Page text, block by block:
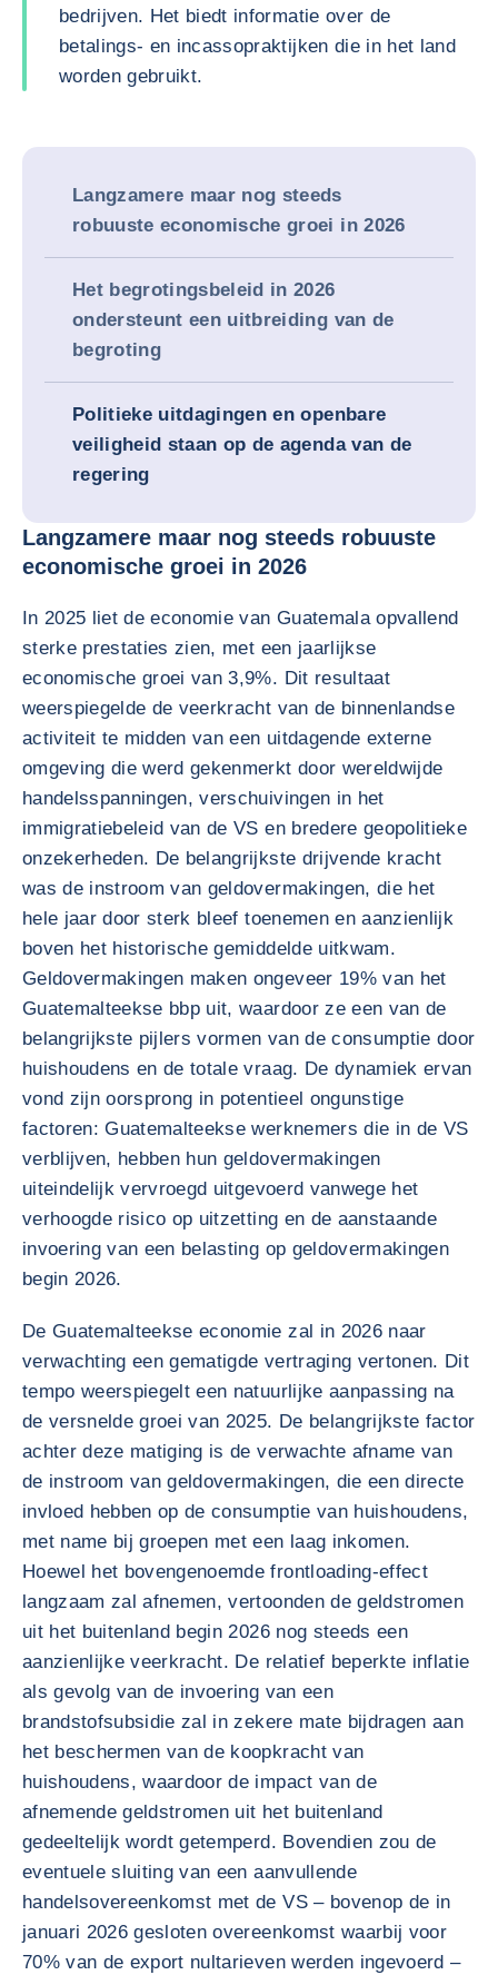
bedrijven. Het biedt informatie over de
betalings- en incassopraktijken die in het land
worden gebruikt.
Langzamere maar nog steeds
robuuste economische groei in 2026
Het begrotingsbeleid in 2026
ondersteunt een uitbreiding van de
begroting
Politieke uitdagingen en openbare
veiligheid staan op de agenda van de
regering
Langzamere maar nog steeds robuuste
economische groei in 2026
In 2025 liet de economie van Guatemala opvallend
sterke prestaties zien, met een jaarlijkse
economische groei van 3,9%. Dit resultaat
weerspiegelde de veerkracht van de binnenlandse
activiteit te midden van een uitdagende externe
omgeving die werd gekenmerkt door wereldwijde
handelsspanningen, verschuivingen in het
immigratiebeleid van de VS en bredere geopolitieke
onzekerheden. De belangrijkste drijvende kracht
was de instroom van geldovermakingen, die het
hele jaar door sterk bleef toenemen en aanzienlijk
boven het historische gemiddelde uitkwam.
Geldovermakingen maken ongeveer 19% van het
Guatemalteekse bbp uit, waardoor ze een van de
belangrijkste pijlers vormen van de consumptie door
huishoudens en de totale vraag. De dynamiek ervan
vond zijn oorsprong in potentieel ongunstige
factoren: Guatemalteekse werknemers die in de VS
verblijven, hebben hun geldovermakingen
uiteindelijk vervroegd uitgevoerd vanwege het
verhoogde risico op uitzetting en de aanstaande
invoering van een belasting op geldovermakingen
begin 2026.
De Guatemalteekse economie zal in 2026 naar
verwachting een gematigde vertraging vertonen. Dit
tempo weerspiegelt een natuurlijke aanpassing na
de versnelde groei van 2025. De belangrijkste factor
achter deze matiging is de verwachte afname van
de instroom van geldovermakingen, die een directe
invloed hebben op de consumptie van huishoudens,
met name bij groepen met een laag inkomen.
Hoewel het bovengenoemde frontloading-effect
langzaam zal afnemen, vertoonden de geldstromen
uit het buitenland begin 2026 nog steeds een
aanzienlijke veerkracht. De relatief beperkte inflatie
als gevolg van de invoering van een
brandstofsubsidie zal in zekere mate bijdragen aan
het beschermen van de koopkracht van
huishoudens, waardoor de impact van de
afnemende geldstromen uit het buitenland
gedeeltelijk wordt getemperd. Bovendien zou de
eventuele sluiting van een aanvullende
handelsovereenkomst met de VS – bovenop de in
januari 2026 gesloten overeenkomst waarbij voor
70% van de export nultarieven werden ingevoerd –